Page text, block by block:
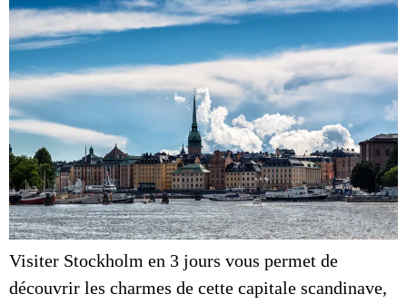
Visiter Stockholm en 3 jours vous permet de
découvrir les charmes de cette capitale scandinave,